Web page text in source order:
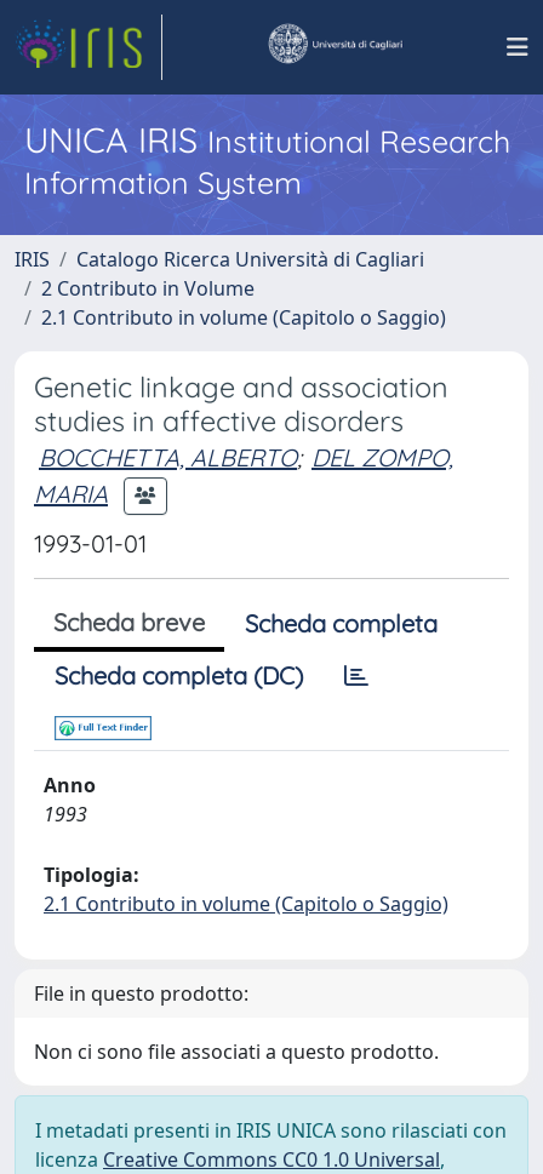
UNICA IRISInstitutional Research
Information System
IRIS
Catalogo Ricerca Università di Cagliari
2 Contributo in Volume
2.1 Contributo in volume (Capitolo o Saggio)
Genetic linkage and association
studies in affective disorders
BOCCHETTA, ALBERTO; DEL ZOMPO,
MARIA
1993-01-01
Scheda breve
Scheda completa
Scheda completa (DC)
Anno
1993
Tipologia:
2.1 Contributo in volume (Capitolo o Saggio)
File in questo prodotto:
Non ci sono file associati a questo prodotto.
I metadati presenti in IRIS UNICA sono rilasciati con
licenza Creative Commons CC0 1.0 Universal,